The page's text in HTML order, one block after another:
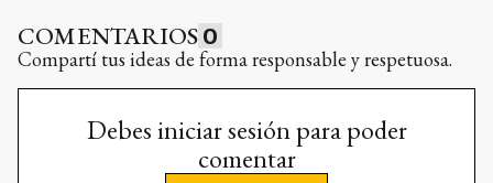
COMENTARIOS 0
Compartí tus ideas de forma responsable y respetuosa.
Debes iniciar sesión para poder
comentar